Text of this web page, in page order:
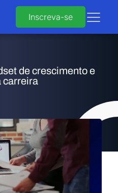
Inscreva-se
de crescimento e
carreira